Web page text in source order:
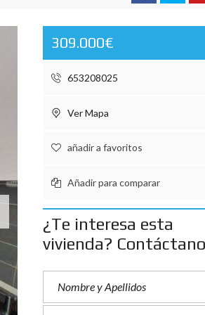
309.000€
653208025
Ver Mapa
añadir a favoritos
Añadir para comparar
¿Te interesa esta
vivienda?